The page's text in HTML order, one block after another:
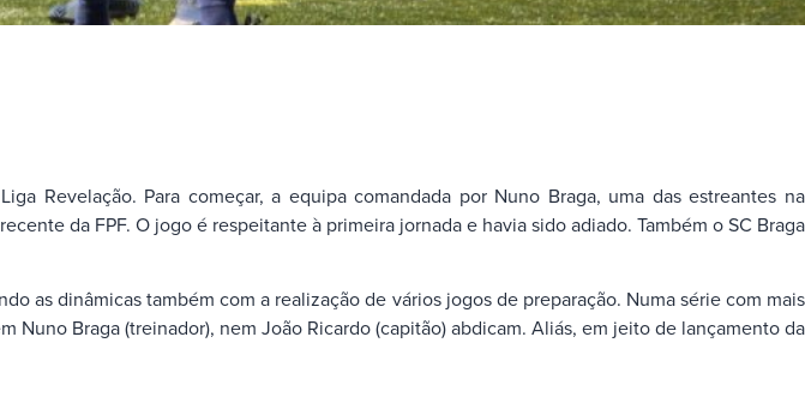
Revelação. Para começar, a equipa comandada por Nuno Braga, uma das estreantes na
da FPF. O jogo é respeitante à primeira jornada e havia sido adiado. Também o SC Braga
as dinâmicas também com a realização de vários jogos de preparação. Numa série com mais
Braga (treinador), nem João Ricardo (capitão) abdicam. Aliás, em jeito de lançamento da